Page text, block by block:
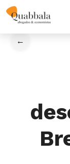
home / News
←